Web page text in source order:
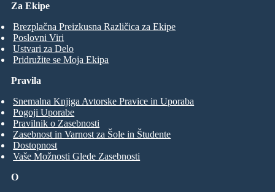
Za Ekipe
Brezplačna Preizkusna Različica za Ekipe
Poslovni Viri
Ustvari za Delo
Pridružite se Moja Ekipa
O
Pravila
Snemalna Knjiga Avtorske Pravice in Uporaba
Pogoji Uporabe
Pravilnik o Zasebnosti
Zasebnost in Varnost za Šole in Študente
Dostopnost
Vaše Možnosti Glede Zasebnosti